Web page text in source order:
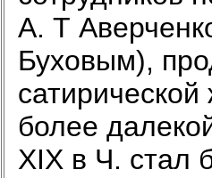
А. Т
Буховым),
более
XIX в Ч. стал